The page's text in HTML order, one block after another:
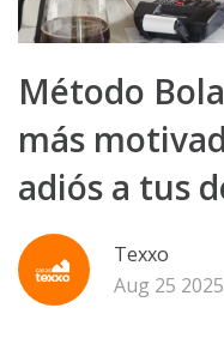
Método
más
adiós a tus
Texxo
Aug 25 2025